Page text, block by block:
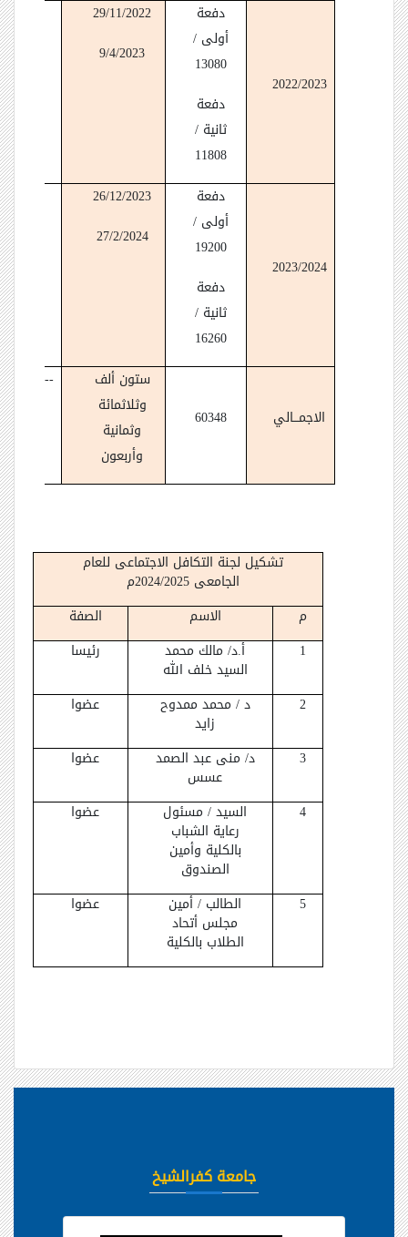
2022/2023
دفعة
أولى /
13080
دفعة
ثانية /
11808
29/11/2022
9/4/2023
دفعة
أولى/51
دفعة
ثانية /39
2023/2024
دفعة
أولى /
19200
دفعة
ثانية /
16260
26/12/2023
27/2/2024
دفعة
أولى /46
دفعة
ثانية /
الاجمـــالي 60348
ستون ألف
وثلاثمائة
وثمانية
وأربعون
تشكيل لجنة التكافل الاجتماعى للعام
الجامعى 2024/2025م
م
الاسم
الصفة
1
أ.د/ مالك محمد
السيد خلف الله
رئيسا
2 د / محمد ممدوح
زايد
عضوا
3 د/ منى عبد الصمد
عسس
عضوا
4 السيد / مسئول
رعاية الشباب
بالكلية وأمين
الصندوق
عضوا
5 الطالب / أمين
مجلس أتحاد
الطلاب بالكلية
عضوا
جامعة كفرالشيخ